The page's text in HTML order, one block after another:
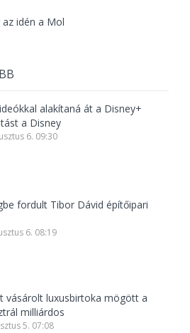
idén a Mol
alakítaná át a Disney+
a Disney
6. 09:30
fordult Tibor Dávid építőipari
6. 08:19
vásárolt luxusbirtoka mögött a
milliárdos
5. 07:08